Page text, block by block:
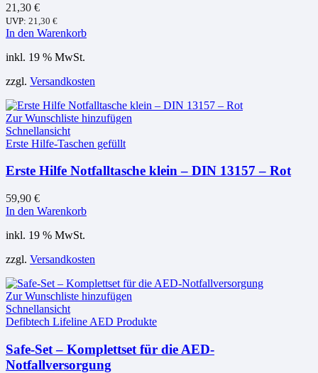
21,30 €
UVP: 21,30 €
In den Warenkorb
inkl. 19 % MwSt.
zzgl. Versandkosten
Zur Wunschliste hinzufügen
Schnellansicht
Erste Hilfe-Taschen gefüllt
Erste Hilfe Notfalltasche klein – DIN 13157 – Rot
59,90 €
In den Warenkorb
inkl. 19 % MwSt.
zzgl. Versandkosten
Zur Wunschliste hinzufügen
Schnellansicht
Defibtech Lifeline AED Produkte
Safe-Set – Komplettset für die AED-
Notfallversorgung